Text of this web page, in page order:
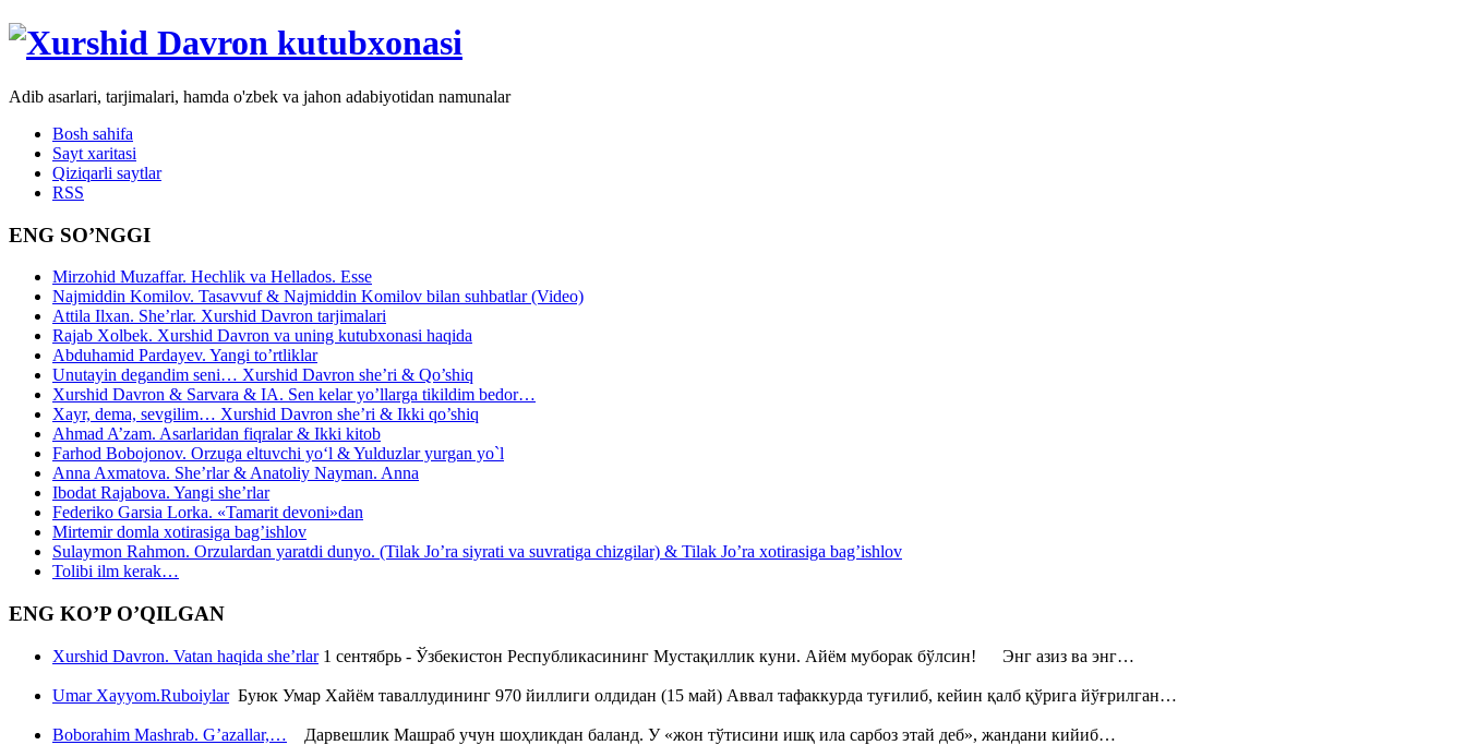
Adib asarlari, tarjimalari, hamda o'zbek va jahon adabiyotidan namunalar
Bosh sahifa
Sayt xaritasi
Qiziqarli saytlar
RSS
ENG SO’NGGI
Mirzohid Muzaffar. Hechlik va Hellados. Esse
Najmiddin Komilov. Tasavvuf & Najmiddin Komilov bilan suhbatlar (Video)
Attila Ilxan. She’rlar. Xurshid Davron tarjimalari
Rajab Xolbek. Xurshid Davron va uning kutubxonasi haqida
Abduhamid Pardayev. Yangi to’rtliklar
Unutayin degandim seni… Xurshid Davron she’ri & Qo’shiq
Xurshid Davron & Sarvara & IA. Sen kelar yo’llarga tikildim bedor…
Xayr, dema, sevgilim… Xurshid Davron she’ri & Ikki qo’shiq
Ahmad A’zam. Asarlaridan fiqralar & Ikki kitob
Farhod Bobojonov. Orzuga eltuvchi yo‘l & Yulduzlar yurgan yo`l
Anna Axmatova. She’rlar & Anatoliy Nayman. Anna
Ibodat Rajabova. Yangi she’rlar
Federiko Garsia Lorka. «Tamarit devoni»dan
Mirtemir domla xotirasiga bag’ishlov
Sulaymon Rahmon. Orzulardan yaratdi dunyo. (Tilak Jo’ra siyrati va suvratiga chizgilar) & Tilak Jo’ra xotirasiga bag’ishlov
Tolibi ilm kerak…
ENG KO’P O’QILGAN
Xurshid Davron. Vatan haqida she’rlar1 сентябрь - Ўзбекистон Республикасининг Мустақиллик куни. Айём муборак бўлсин! Энг азиз ва энг…
Umar Xayyom.RuboiylarБуюк Умар Хайём таваллудининг 970 йиллиги олдидан (15 май) Аввал тафаккурда туғилиб, кейин қалб қўрига йўғрилган…
Boborahim Mashrab. G’azallar,… Дарвешлик Машраб учун шоҳликдан баланд. У «жон тўтисини ишқ ила сарбоз этай деб», жандани кийиб…